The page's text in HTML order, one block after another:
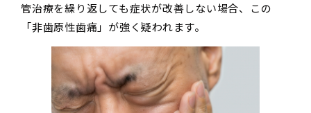
管治療を繰り返しても症状が改善しない場合、この
「非歯原性歯痛」が強く疑われます。